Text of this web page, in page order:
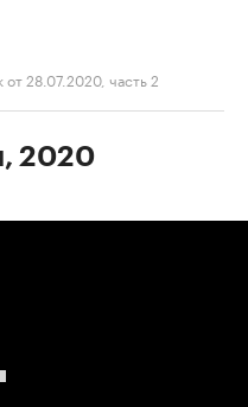
28.07.2020, часть 2
2020